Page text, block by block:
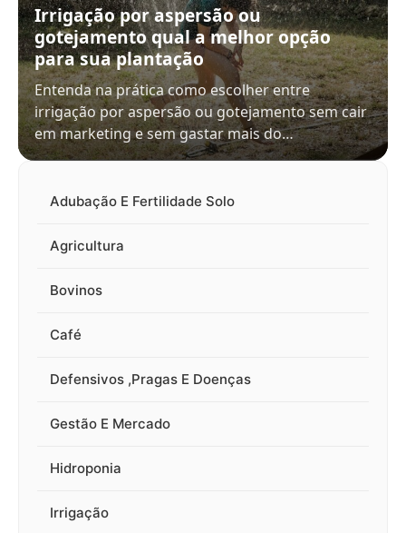
Irrigação por aspersão ou
gotejamento qual a melhor opção
para sua plantação
Entenda na prática como escolher entre
irrigação por aspersão ou gotejamento sem cair
em marketing e sem gastar mais do…
Adubação E Fertilidade Solo
Agricultura
Bovinos
Café
Defensivos ,Pragas E Doenças
Gestão E Mercado
Hidroponia
Irrigação